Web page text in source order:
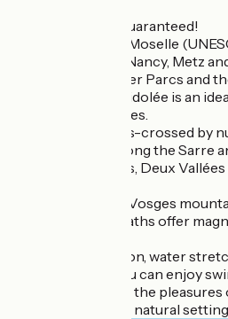
Peace and quiet guaranteed!
Located in South Moselle
halfway between Nancy, Metz
Sarrebourg, Center Parcs and
Park, Gîte de la Bridolée is an
of outdoor activities.
The region is criss-crossed by
and greenways along the Sarre
canals. The Etangs, Deux
At the foot of the Vosges
signposted footpaths offer
In the Etangs region, water
can see, where you can enjoy
art of wellness. All the
your batteries in a natural